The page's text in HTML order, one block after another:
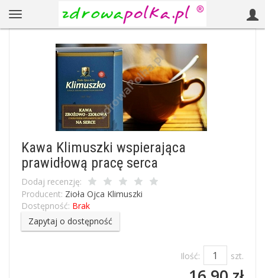
Kawa Klimuszki wspierająca
prawidłową pracę serca
Dodaj recenzję:
Producent: Zioła Ojca Klimuszki
Dostępność: Brak
Zapytaj o dostępność
Ilość: szt.